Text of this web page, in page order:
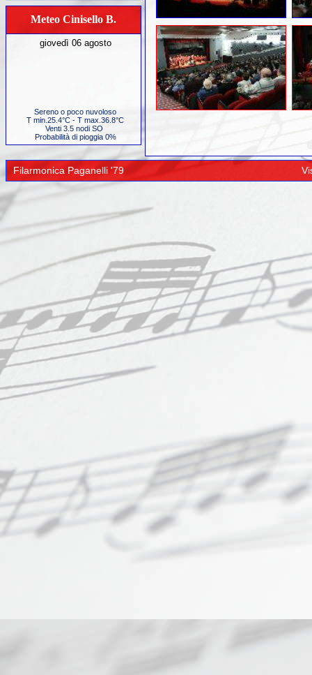
Meteo Cinisello B.
giovedì 06 agosto
Sereno o poco nuvoloso
T min.25.4°C - T max.36.8°C
Venti 3.5 nodi SO
Probabilità di pioggia 0%
Filarmonica Paganelli '79